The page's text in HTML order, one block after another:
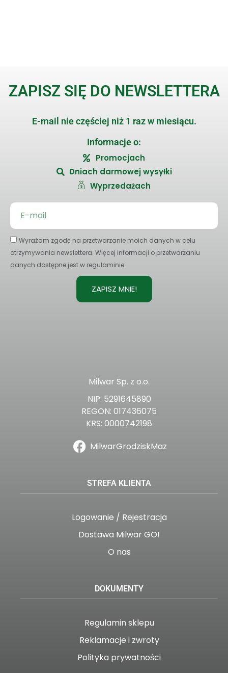
ZAPISZ SIĘ DO NEWSLETTERA
E-mail nie częściej niż 1 raz w miesiącu.
Informacje o:
Promocjach
Dniach darmowej wysyłki
Wyprzedażach
Wyrażam zgodę na przetwarzanie moich danych w celu
otrzymywania newslettera. Więcej informacji o przetwarzaniu
danych dostępne jest w regulaminie.
ZAPISZ MNIE!
Milwar Sp. z o.o.
NIP: 5291645890
REGON: 017436075
KRS: 0000742198
MilwarGrodziskMaz
STREFA KLIENTA
Logowanie / Rejestracja
Dostawa Milwar GO!
O nas
DOKUMENTY
Regulamin sklepu
Reklamacje i zwroty
Polityka prywatności